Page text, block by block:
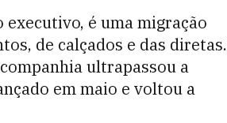
é uma migração
de calçados e das diretas.
ultrapassou a
em maio e voltou a